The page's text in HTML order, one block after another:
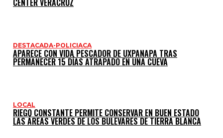
CENTER VERACRUZ
DESTACADA-POLICIACA
APARECE CON VIDA PESCADOR DE UXPANAPA TRAS
PERMANECER 15 DÍAS ATRAPADO EN UNA CUEVA
LOCAL
RIEGO CONSTANTE PERMITE CONSERVAR EN BUEN ESTADO
LAS ÁREAS VERDES DE LOS BULEVARES DE TIERRA BLANCA